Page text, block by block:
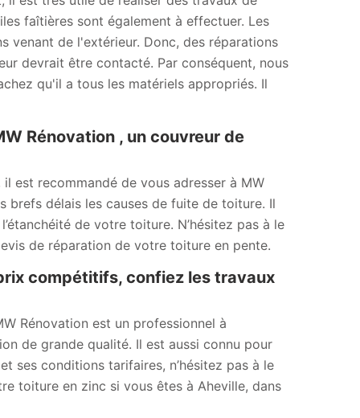
faîtières sont également à effectuer. Les
venant de l'extérieur. Donc, des réparations
devrait être contacté. Par conséquent, nous
qu'il a tous les matériels appropriés. Il
Rénovation , un couvreur de
est recommandé de vous adresser à MW
brefs délais les causes de fuite de toiture. Il
de votre toiture. N’hésitez pas à le
de réparation de votre toiture en pente.
compétitifs, confiez les travaux
Rénovation est un professionnel à
de grande qualité. Il est aussi connu pour
ses conditions tarifaires, n’hésitez pas à le
toiture en zinc si vous êtes à Aheville, dans